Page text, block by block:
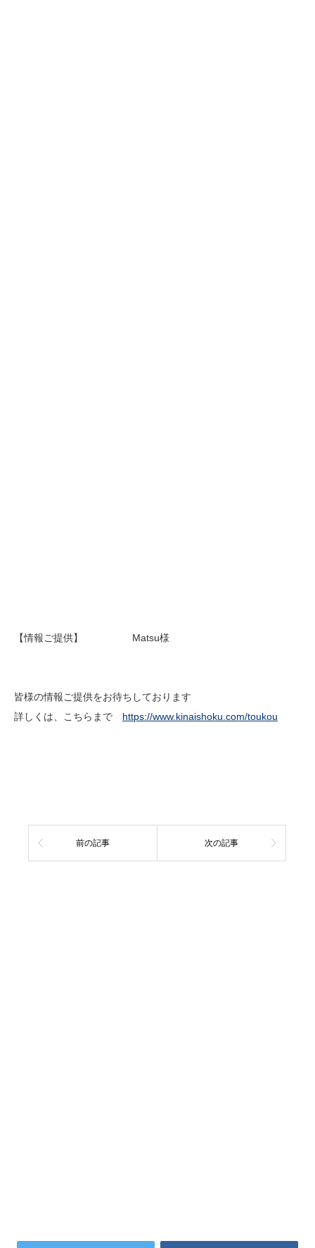
【情報ご提供】 Matsu様
皆様の情報ご提供をお待ちしております
詳しくは、こちらまで https://www.kinaishoku.com/toukou
前の記事 次の記事